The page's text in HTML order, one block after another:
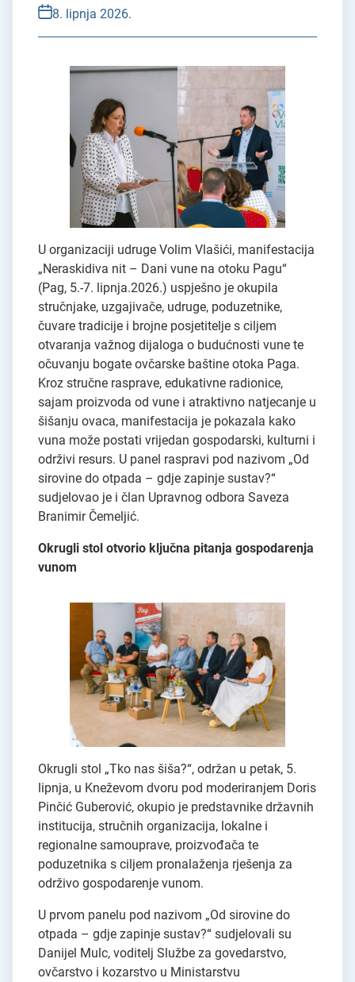
8. lipnja 2026.
U organizaciji udruge Volim Vlašići, manifestacija
„Neraskidiva nit – Dani vune na otoku Pagu“
(Pag, 5.-7. lipnja.2026.) uspješno je okupila
stručnjake, uzgajivače, udruge, poduzetnike,
čuvare tradicije i brojne posjetitelje s ciljem
otvaranja važnog dijaloga o budućnosti vune te
očuvanju bogate ovčarske baštine otoka Paga.
Kroz stručne rasprave, edukativne radionice,
sajam proizvoda od vune i atraktivno natjecanje u
šišanju ovaca, manifestacija je pokazala kako
vuna može postati vrijedan gospodarski, kulturni i
održivi resurs. U panel raspravi pod nazivom „Od
sirovine do otpada – gdje zapinje sustav?“
sudjelovao je i član Upravnog odbora Saveza
Branimir Čemeljić.
Okrugli stol otvorio ključna pitanja gospodarenja
vunom
Okrugli stol „Tko nas šiša?“, održan u petak, 5.
lipnja, u Kneževom dvoru pod moderiranjem Doris
Pinčić Guberović, okupio je predstavnike državnih
institucija, stručnih organizacija, lokalne i
regionalne samouprave, proizvođača te
poduzetnika s ciljem pronalaženja rješenja za
održivo gospodarenje vunom.
U prvom panelu pod nazivom „Od sirovine do
otpada – gdje zapinje sustav?“ sudjelovali su
Danijel Mulc, voditelj Službe za govedarstvo,
ovčarstvo i kozarstvo u Ministarstvu